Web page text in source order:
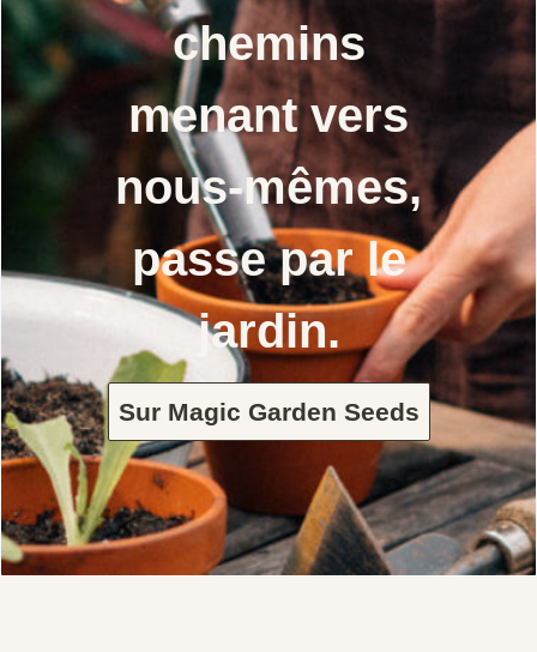
chemins
menant vers
nous-mêmes,
passe par le
jardin.
Sur Magic Garden Seeds